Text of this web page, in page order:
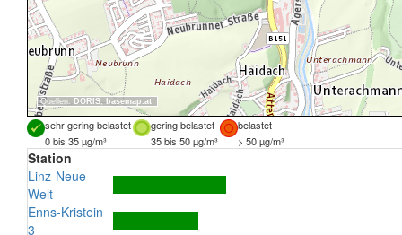
Quellen: DORIS, basemap.at
sehr gering belastet gering belastet
belastet
0 bis 35 µg/m³
35 bis 50 µg/m³ > 50 µg/m³
Station
Linz-Neue
Welt
Enns-Kristein
3